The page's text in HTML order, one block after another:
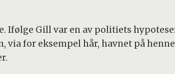
Gill var en av politiets
via for eksempel hår, havnet på